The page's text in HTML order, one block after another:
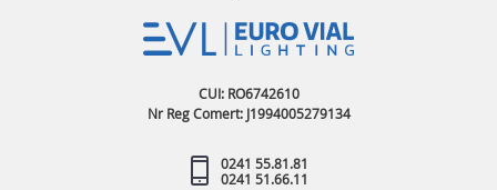
CUI: RO6742610
Nr Reg Comert: J1994005279134
0241 55.81.81
0241 51.66.11